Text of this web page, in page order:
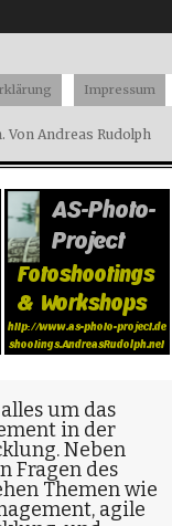
Andreas Rudolph
Impressum
um das
in der
. Neben
Fragen des
Themen wie
, agile